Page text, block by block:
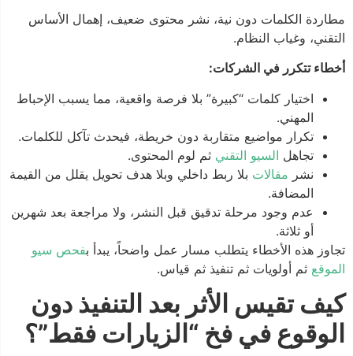
مطاردة الكلمات دون نية، نشر محتوى ضعيف، إهمال الأساس
التقني، وغياب النظام.
أخطاء تتكرر في الشركات:
اختيار كلمات “كبيرة” بلا فرصة واقعية، مما يسبب الإحباط
المهني.
تكرار مواضيع متقاربة دون خريطة، فيحدث تآكل للكلمات.
تجاهل السيو التقني ثم لوم المحتوى.
نشر مقالاتبلا ربط داخلي وبلا هدف تحويل يقلل من القيمة
المضافة.
عدم وجود مرحلة تدقيق قبل النشر، ولا مراجعة بعد شهرين
أو ثلاثة.
تجاوز هذه الأخطاء يتطلب مسار عمل واضحاً، يبدأ ب فحص سيو
الموقعثم أولويات ثم تنفيذ ثم قياس.
كيف تقيس الأثر بعد التنفيذ دون
الوقوع في فخ “الزيارات فقط”؟